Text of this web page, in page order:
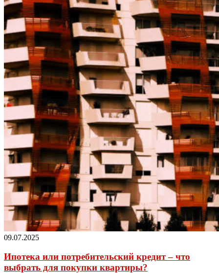
09.07.2025
Ипотека или потребительский кредит – что
выбрать для покупки квартиры?